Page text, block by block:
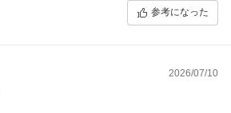
参考になった
2026/07/10